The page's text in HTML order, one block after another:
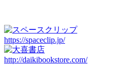
https://spaceclip.jp/
http://daikibookstore.com/